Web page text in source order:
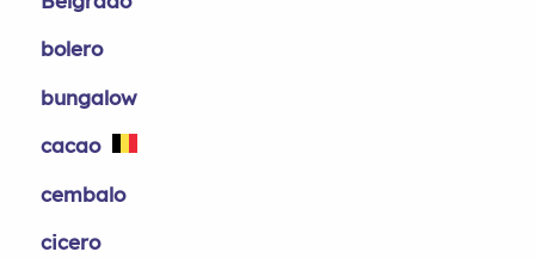
bolero
bungalow
cacao
cembalo
cicero